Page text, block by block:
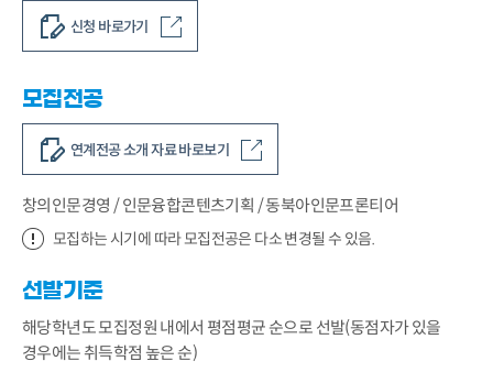
신청 바로가기
모집전공
연계전공 소개 자료 바로보기
창의인문경영 / 인문융합콘텐츠기획 / 동북아인문프론티어
모집하는 시기에 따라 모집전공은 다소 변경될 수 있음.
선발기준
해당학년도 모집정원 내에서 평점평균 순으로 선발(동점자가 있을
경우에는 취득학점 높은 순)